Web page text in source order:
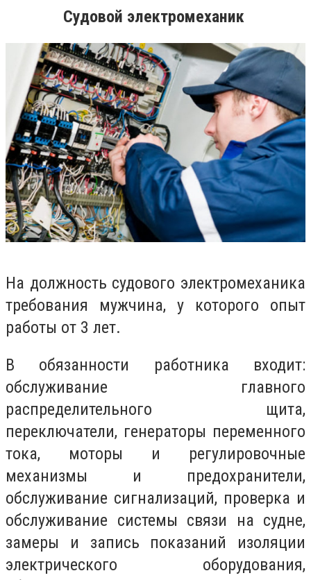
Судовой электромеханик
На должность судового электромеханика
требования мужчина, у которого опыт
работы от 3 лет.
В обязанности работника входит:
обслуживание главного
распределительного щита,
переключатели, генераторы переменного
тока, моторы и регулировочные
механизмы и предохранители,
обслуживание сигнализаций, проверка и
обслуживание системы связи на судне,
замеры и запись показаний изоляции
электрического оборудования,